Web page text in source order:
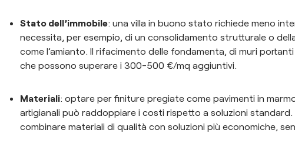
Stato dell’immobile: una villa in buono stato richiede meno
necessita, per esempio, di un consolidamento strutturale o
come l’amianto. Il rifacimento delle fondamenta, di muri
che possono superare i 300-500 €/mq aggiuntivi.
Materiali: optare per finiture pregiate come pavimenti in
artigianali può raddoppiare i costi rispetto a soluzioni
combinare materiali di qualità con soluzioni più economiche,